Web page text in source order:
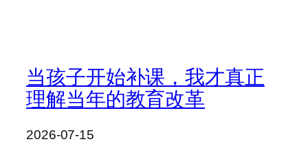
当孩子开始补课，我才真正
理解当年的教育改革
2026-07-15